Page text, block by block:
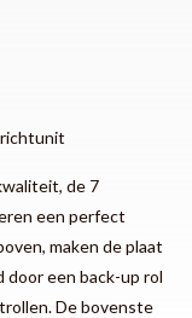
de 7
een perfect
maken de plaat
een back-up rol
De bovenste